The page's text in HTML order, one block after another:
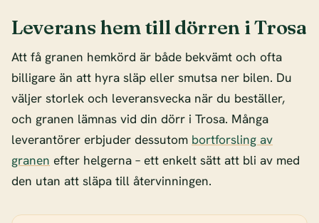
Leverans hem till dörren i Trosa
Att få granen hemkörd är både bekvämt och ofta
billigare än att hyra släp eller smutsa ner bilen. Du
väljer storlek och leveransvecka när du beställer,
och granen lämnas vid din dörr i Trosa. Många
leverantörer erbjuder dessutom bortforsling av
granen efter helgerna – ett enkelt sätt att bli av med
den utan att släpa till återvinningen.